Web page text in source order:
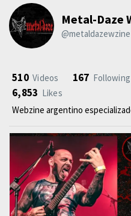
Metal-Daze
@metaldazewzine
510 Videos 167 Following
6,853 Likes
Webzine argentino